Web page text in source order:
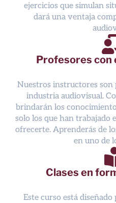
ejercicios que simulan
dará una ventaja
Profesores con
Nuestros instructores son
industria audiovisual.
brindarán los
solo los que han trabajado
ofrecerte. Aprenderás de
en uno de
Clases en
Este curso está